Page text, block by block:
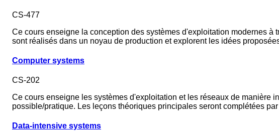
CS-477
Ce cours enseigne la conception des systèmes d'exploitation modernes
sont réalisés dans un noyau de production et explorent les idées
Computer systems
CS-202
Ce cours enseigne les systèmes d'exploitation et les réseaux de manière
possible/pratique. Les leçons théoriques principales seront complétées
Data-intensive systems